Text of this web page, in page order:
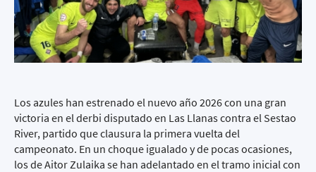
Los azules han estrenado el nuevo año 2026 con una gran
victoria en el derbi disputado en Las Llanas contra el Sestao
River, partido que clausura la primera vuelta del
campeonato. En un choque igualado y de pocas ocasiones,
los de Aitor Zulaika se han adelantado en el tramo inicial con